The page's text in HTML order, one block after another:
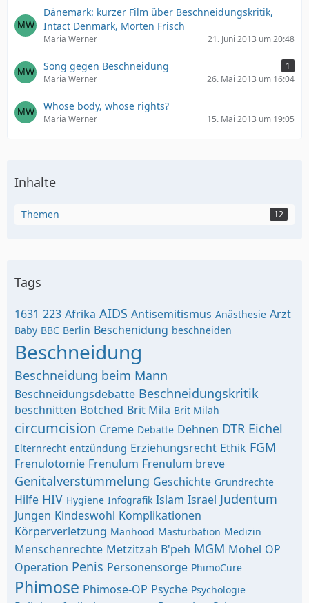
Dänemark: kurzer Film über Beschneidungskritik,
Intact Denmark, Morten Frisch
Maria Werner 21. Juni 2013 um 20:48
Song gegen Beschneidung
1
Maria Werner
26. Mai 2013 um 16:04
Whose body, whose rights?
Maria Werner 15. Mai 2013 um 19:05
Inhalte
Themen 12
Tags
1631 223 Afrika AIDS Antisemitismus Anästhesie Arzt
Baby BBC Berlin Beschenidung beschneiden
Beschneidung
Beschneidung beim Mann
Beschneidungsdebatte Beschneidungskritik
beschnitten Botched Brit Mila Brit Milah
circumcision Creme Debatte Dehnen DTR Eichel
Elternrecht entzündung Erziehungsrecht Ethik FGM
Frenulotomie Frenulum Frenulum breve
Genitalverstümmelung Geschichte Grundrechte
Hilfe HIV Hygiene Infografik Islam Israel Judentum
Jungen Kindeswohl Komplikationen
Körperverletzung Manhood Masturbation Medizin
Menschenrechte Metzitzah B'peh MGM Mohel OP
Operation Penis Personensorge PhimoCure
Phimose Phimose-OP Psyche Psychologie